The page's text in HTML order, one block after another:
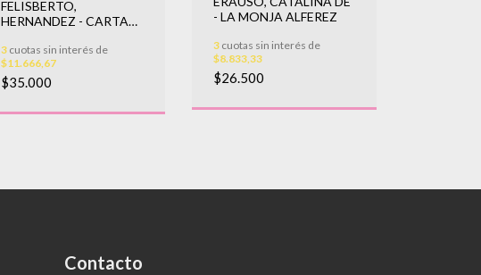
FELISBERTO,
HERNANDEZ - CARTAS
3 cuotas sin interés de
$11.666,67
$35.000
- LA MONJA ALFEREZ
3cuotas sin interés de
$8.833,33
$26.500
Contacto